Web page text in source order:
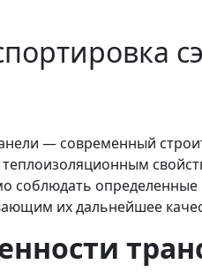
— современный
теплоизоляционным
соблюдать
их дальнейшее